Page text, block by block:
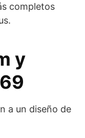
completos
y
a un diseño de